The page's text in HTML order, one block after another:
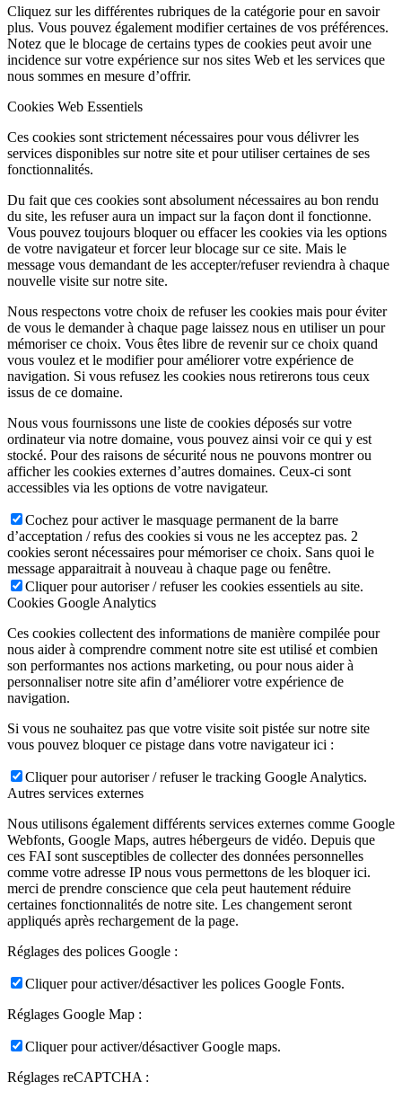
Cliquez sur les différentes rubriques de la catégorie pour en savoir
plus. Vous pouvez également modifier certaines de vos préférences.
Notez que le blocage de certains types de cookies peut avoir une
incidence sur votre expérience sur nos sites Web et les services que
nous sommes en mesure d’offrir.
Cookies Web Essentiels
Ces cookies sont strictement nécessaires pour vous délivrer les
services disponibles sur notre site et pour utiliser certaines de ses
fonctionnalités.
Du fait que ces cookies sont absolument nécessaires au bon rendu
du site, les refuser aura un impact sur la façon dont il fonctionne.
Vous pouvez toujours bloquer ou effacer les cookies via les options
de votre navigateur et forcer leur blocage sur ce site. Mais le
message vous demandant de les accepter/refuser reviendra à chaque
nouvelle visite sur notre site.
Nous respectons votre choix de refuser les cookies mais pour éviter
de vous le demander à chaque page laissez nous en utiliser un pour
mémoriser ce choix. Vous êtes libre de revenir sur ce choix quand
vous voulez et le modifier pour améliorer votre expérience de
navigation. Si vous refusez les cookies nous retirerons tous ceux
issus de ce domaine.
Nous vous fournissons une liste de cookies déposés sur votre
ordinateur via notre domaine, vous pouvez ainsi voir ce qui y est
stocké. Pour des raisons de sécurité nous ne pouvons montrer ou
afficher les cookies externes d’autres domaines. Ceux-ci sont
accessibles via les options de votre navigateur.
Cochez pour activer le masquage permanent de la barre
d’acceptation / refus des cookies si vous ne les acceptez pas. 2
cookies seront nécessaires pour mémoriser ce choix. Sans quoi le
message apparaitrait à nouveau à chaque page ou fenêtre.
Cliquer pour autoriser / refuser les cookies essentiels au site.
Cookies Google Analytics
Ces cookies collectent des informations de manière compilée pour
nous aider à comprendre comment notre site est utilisé et combien
son performantes nos actions marketing, ou pour nous aider à
personnaliser notre site afin d’améliorer votre expérience de
navigation.
Si vous ne souhaitez pas que votre visite soit pistée sur notre site
vous pouvez bloquer ce pistage dans votre navigateur ici :
Cliquer pour autoriser / refuser le tracking Google Analytics.
Autres services externes
Nous utilisons également différents services externes comme Google
Webfonts, Google Maps, autres hébergeurs de vidéo. Depuis que
ces FAI sont susceptibles de collecter des données personnelles
comme votre adresse IP nous vous permettons de les bloquer ici.
merci de prendre conscience que cela peut hautement réduire
certaines fonctionnalités de notre site. Les changement seront
appliqués après rechargement de la page.
Réglages des polices Google :
Cliquer pour activer/désactiver les polices Google Fonts.
Réglages Google Map :
Cliquer pour activer/désactiver Google maps.
Réglages reCAPTCHA :